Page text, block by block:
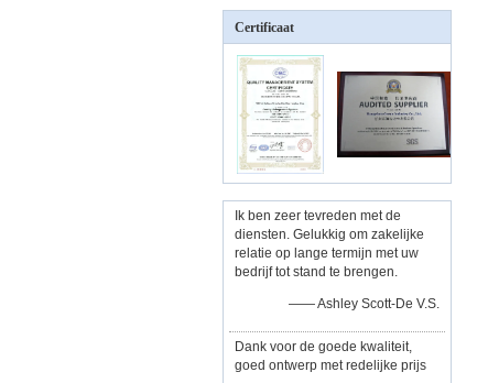
Certificaat
Ik ben zeer tevreden met de
diensten. Gelukkig om zakelijke
relatie op lange termijn met uw
bedrijf tot stand te brengen.
—— Ashley Scott-De V.S.
Dank voor de goede kwaliteit,
goed ontwerp met redelijke prijs